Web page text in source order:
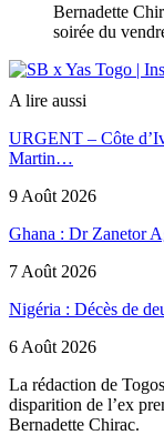
Bernadette
soirée du
A lire aussi
URGENT – Côte
Martin…
9 Août 2026
Ghana : Dr Zanetor
7 Août 2026
Nigéria : Décès de
6 Août 2026
La rédaction de
disparition de l’ex
Bernadette Chirac.